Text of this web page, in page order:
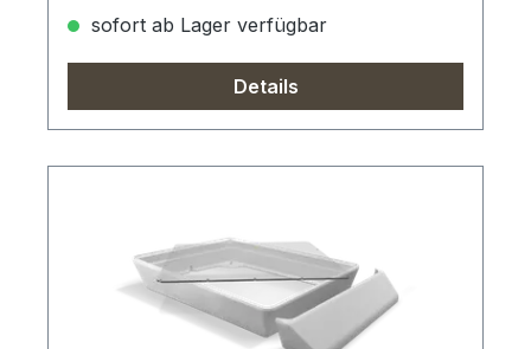
sofort ab Lager verfügbar
Details